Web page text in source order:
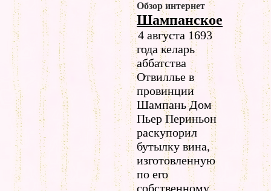
Обзор интернет
Шампанское
4 августа 1693
года келарь
аббатства
Отвиллье в
провинции
Шампань Дом
Пьер Периньон
раскупорил
бутылку вина,
изготовленную
по его
собственному